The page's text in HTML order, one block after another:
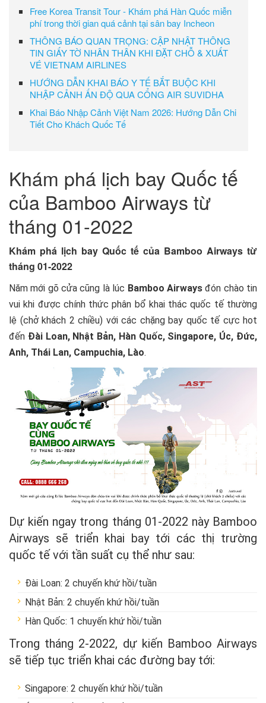
Free Korea Transit Tour - Khám phá Hàn Quốc miễn
phí trong thời gian quá cảnh tại sân bay Incheon
THÔNG BÁO QUAN TRỌNG: CẬP NHẬT THÔNG
TIN GIẤY TỜ NHÂN THÂN KHI ĐẶT CHỖ & XUẤT
VÉ VIETNAM AIRLINES
HƯỚNG DẪN KHAI BÁO Y TẾ BẮT BUỘC KHI
NHẬP CẢNH ẤN ĐỘ QUA CỔNG AIR SUVIDHA
Khai Báo Nhập Cảnh Việt Nam 2026: Hướng Dẫn Chi
Tiết Cho Khách Quốc Tế
Khám phá lịch bay Quốc tế
của Bamboo Airways từ
tháng 01-2022
Khám phá lịch bay Quốc tế của Bamboo Airways từ
tháng 01-2022
Năm mới gõ cửa cũng là lúc Bamboo Airwaysđón chào tin
vui khi được chính thức phân bổ khai thác quốc tế thường
lệ (chở khách 2 chiều) với các chặng bay quốc tế cực hot
đến Đài Loan, Nhật Bản, Hàn Quốc, Singapore, Úc, Đức,
Anh, Thái Lan, Campuchia, Lào.
Dự kiến ngay trong tháng 01-2022 này Bamboo
Airways sẽ triển khai bay tới các thị trường
quốc tế với tần suất cụ thể như sau:
Đài Loan: 2 chuyến khứ hồi/tuần
Nhật Bản: 2 chuyến khứ hồi/tuần
Hàn Quốc: 1 chuyến khứ hồi/tuần
Trong tháng 2-2022, dự kiến Bamboo Airways
sẽ tiếp tục triển khai các đường bay tới:
Singapore: 2 chuyến khứ hồi/tuần